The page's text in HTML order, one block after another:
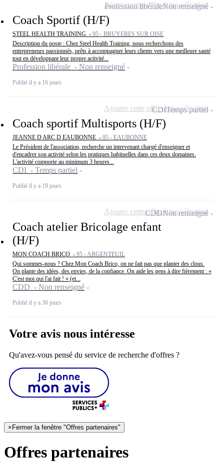
Coach Sportif (H/F)
STEEL HEALTH TRAINING - 95 - BRUYERES SUR OISE
Description du poste : Chez Steel Health Training, nous recherchons des
entrepreneurs passionnés, prêts à accompagner leurs clients vers une meilleure santé
tout en développant leur propre activité...
Profession libérale - Non renseigné
Publié il y a 16 jours
Profession libéraleNon renseigné
Ajouter cette offre à ma sélection
Coach sportif Multisports (H/F)
JEANNE D ARC D EAUBONNE - 95 - EAUBONNE
Le Président de l'association, recherche un intervenant chargé d'enseigner et
d'encadrer son activité selon les pratiques habituelles dans ces deux domaines.
L'activité comporte au minimum 3 heures...
CDI - Temps partiel
Publié il y a 19 jours
CDITemps partiel
Ajouter cette offre à ma sélection
Coach atelier Bricolage enfant
(H/F)
MON COACH BRICO - 95 - ARGENTEUIL
Qui sommes-nous ? Chez Mon Coach Brico, on ne fait pas que planter des clous.
On plante des idées, des envies, de la confiance. On aide les gens à dire fièrement : «
C'est moi qui l'ai fait ! » (et...
CDD - Non renseigné
Publié il y a 30 jours
CDDNon renseigné
Ajouter cette offre à ma sélection
Votre avis nous intéresse
Qu'avez-vous pensé du service de recherche d'offres ?
× Fermer la fenêtre "Offres partenaires"
Offres partenaires